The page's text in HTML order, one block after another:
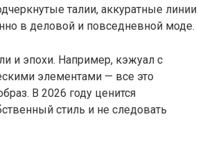
талии, аккуратные линии
в деловой и повседневной моде.
и эпохи. Например, кэжуал с
элементами — все это
В 2026 году ценится
стиль и не следовать